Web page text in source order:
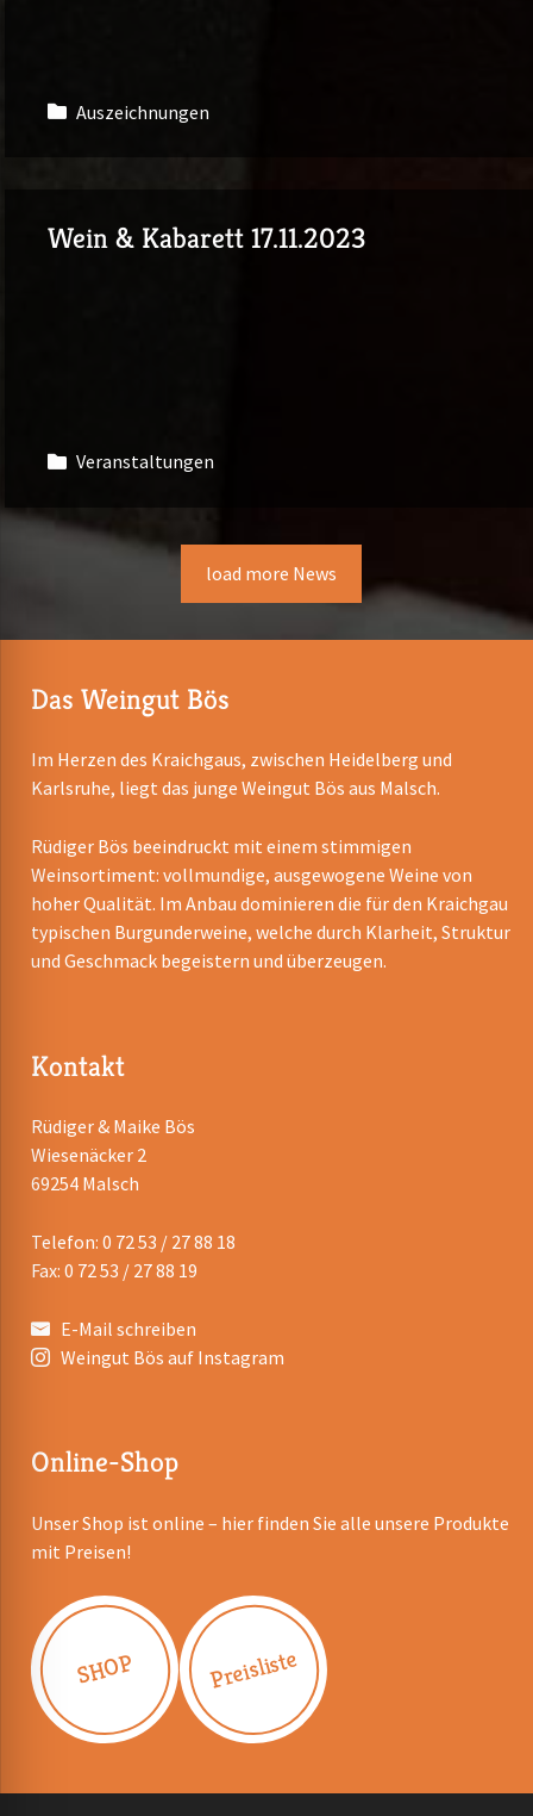
Auszeichnungen
Wein & Kabarett 17.11.2023
Veranstaltungen
load more News
Das Weingut Bös
Im Herzen des Kraichgaus, zwischen Heidelberg und
Karlsruhe, liegt das junge Weingut Bös aus Malsch.
Rüdiger Bös beeindruckt mit einem stimmigen
Weinsortiment: vollmundige, ausgewogene Weine von
hoher Qualität. Im Anbau dominieren die für den Kraichgau
typischen Burgunderweine, welche durch Klarheit, Struktur
und Geschmack begeistern und überzeugen.
Kontakt
Rüdiger & Maike Bös
Wiesenäcker 2
69254 Malsch
Telefon: 0 72 53 / 27 88 18
Fax: 0 72 53 / 27 88 19
E-Mail schreiben
Weingut Bös auf Instagram
Online-Shop
Unser Shop ist online – hier finden Sie alle unsere Produkte
mit Preisen!
SHOP Preisliste